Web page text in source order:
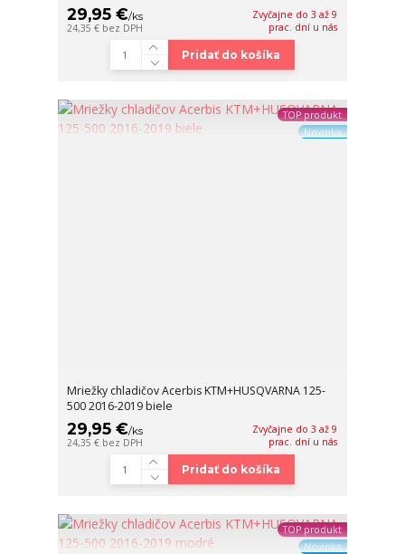
29,95 €/ks
24,35 € bez DPH
Zvyčajne do 3 až 9
prac. dní u nás
Pridať do košíka
TOP produkt
Novinka
Mriežky chladičov Acerbis KTM+HUSQVARNA 125-
500 2016-2019 biele
29,95 €/ks
24,35 € bez DPH
Zvyčajne do 3 až 9
prac. dní u nás
Pridať do košíka
TOP produkt
Novinka